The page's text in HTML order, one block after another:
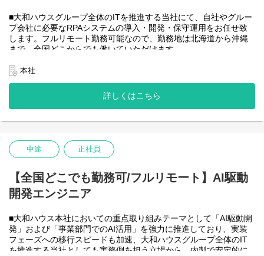
潤沢なリソースのもと、最上流から変革を進めていくことが可能
です。
＜詳細な業務例／基本的な技術仕様＞
業務フローのヒアリングからRPAロボットが代替する要件定義、
シナリオ作成をもとにした開発作業を担当いただきます。導入後
ます。使用ツールの制約があり、1人で1案件を担当します。
使用ツール：
-UiPath
-AI-OCR/DX Suite
-MySQL など
■大和ハウスグループ全体のITを推進する当社にて、自社やグルー
プ会社に必要なRPAシステムの導入・開発・保守運用をお任せ致
します。フルリモート勤務可能なので、勤務地は北海道から沖縄
まで、全国どこからでも働いていただけます。
せん。
また、働く時間に制限もなく、月160時間の勤務で、午前５時～２
２時までの間であれば、自由な時間に働いていただけます。業務
を途中で中断したり、働く時間を調整できるので、家事、育児、
ることが一番の生産性向上につながると思っておりますのでフル
・開発チーム(６名)
ループ会社に必要なRPA(UiPath)の導入・開発を一人一案件担当し
ていただきヒアリングからお任せします。
工期は短い物だと１カ月から長い物だと半年くらいの物が多いで
・運用保守チーム(２名)
大和ハウスグループ全体のIT・DXを推進する当社にて、自社やグ
ループ会社に導入したRPA(UiPath)の運用、保守、問い合わせ対応
本社
詳しくはこちら
中途 正社員
【全国どこでも勤務可/フルリモート】AI駆動
開発エンジニア
■大和ハウス本社においての重点取り組みテーマとして「AI駆動開
発」および「事業部門でのAI活用」を強力に推進しており、実装
フェーズへの移行スピードも加速、大和ハウスグループ全体のIT
を推進する当社としても実務側を担う立場から、内製で安定的に